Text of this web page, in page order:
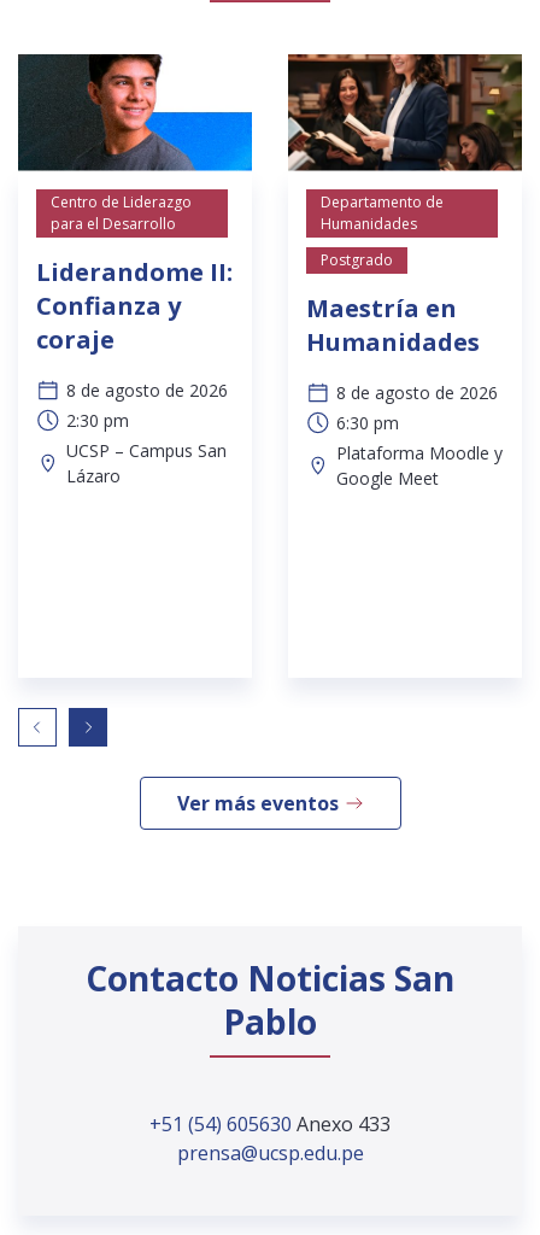
Centro de Liderazgo
para el Desarrollo
Liderandome II:
Confianza y
coraje
8 de agosto de 2026
2:30 pm
UCSP – Campus San
Lázaro
Departamento de
Humanidades
Postgrado
Maestría en
Humanidades
8 de agosto de 2026
6:30 pm
Plataforma Moodle y
Google Meet
Ver más eventos
Contacto Noticias San
Pablo
+51 (54) 605630 Anexo 433
prensa@ucsp.edu.pe